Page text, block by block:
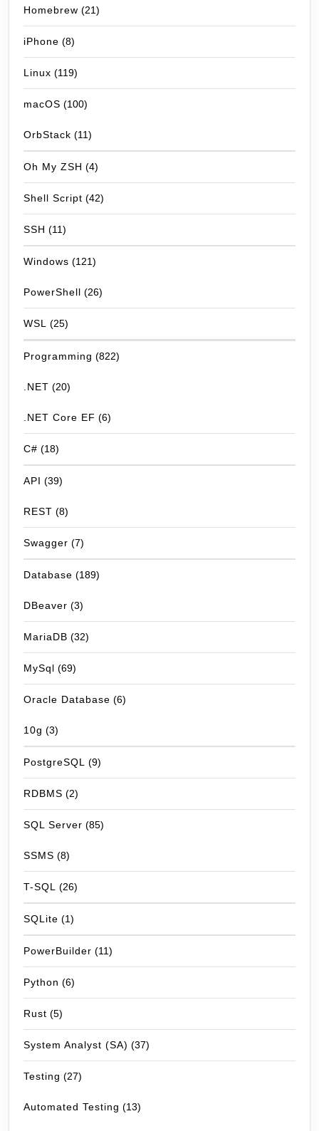
Homebrew (21)
iPhone (8)
Linux (119)
macOS (100)
OrbStack (11)
Oh My ZSH (4)
Shell Script (42)
SSH (11)
Windows (121)
PowerShell (26)
WSL (25)
Programming (822)
.NET (20)
.NET Core EF (6)
C# (18)
API (39)
REST (8)
Swagger (7)
Database (189)
DBeaver (3)
MariaDB (32)
MySql (69)
Oracle Database (6)
10g (3)
PostgreSQL (9)
RDBMS (2)
SQL Server (85)
SSMS (8)
T-SQL (26)
SQLite (1)
PowerBuilder (11)
Python (6)
Rust (5)
System Analyst (SA) (37)
Testing (27)
Automated Testing (13)